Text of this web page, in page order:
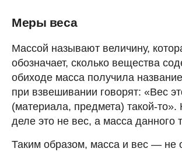
Меры веса
Массой называют величину,
обозначает, сколько вещества
обиходе масса получила
при взвешивании говорят: «Вес
(материала, предмета) такой-
деле это не вес, а масса данного
Таким образом, масса и вес — не